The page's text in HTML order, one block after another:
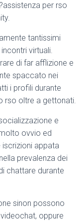
per rso
tantissimi
virtuali.
di far afflizione e
spaccato nei
i profili durante
rso oltre a gettonati.
e
ovvio ed
iscrizioni appata
prevalenza dei
chattare durante
sinon possono
oppure